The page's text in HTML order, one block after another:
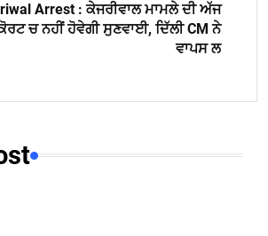
Arrest : ਕੇਜਰੀਵਾਲ ਮਾਮਲੇ ਦੀ ਅੱਜ
ਚ ਨਹੀਂ ਹੋਵੇਗੀ ਸੁਣਵਾਈ, ਦਿੱਲੀ CM ਨੇ
ਵਾਪਸ ਲ